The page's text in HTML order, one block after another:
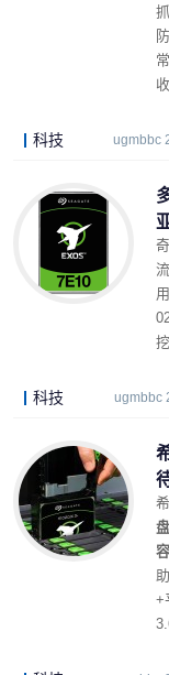
科技 ugmbbc
科技 ugmbbc
+